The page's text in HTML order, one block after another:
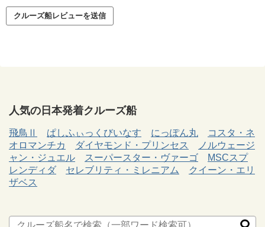
人気の日本発着クルーズ船
飛鳥Ⅱ ぱしふぃっくびいなす にっぽん丸
コスタ・ネ
オロマンチカ
ダイヤモンド・プリンセス
ノルウェージ
ャン・ジュエル
スーパースター・ヴァーゴ
MSCスプ
レンディダ
セレブリティ・ミレニアム
クイーン・エリ
ザベス